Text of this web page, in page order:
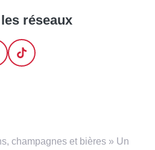
réseaux
champagnes et bières » Un